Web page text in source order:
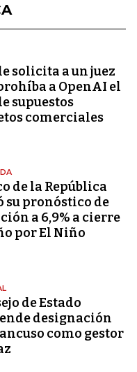
solicita a un juez
a OpenAI el
supuestos
comerciales
de la República
su pronóstico de
a 6,9% a cierre
por El Niño
de Estado
designación
como gestor